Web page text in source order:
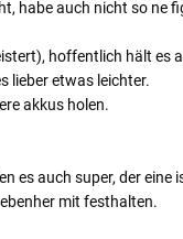
habe auch nicht so ne
hoffentlich hält es
lieber etwas leichter.
akkus holen.
es auch super, der
mit festhalten.